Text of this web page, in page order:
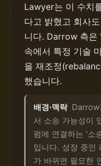
Lawyer는 이 수치
다고 밝혔고 회사
니다. Darrow 측은
속에서 특정 기술
을 재조정
했습니다.
배경·맥락 Darrow
서 소송 가능성이
펌에 연결하는 '소
입니다. 성장 중인
가 바뀌면 필요한